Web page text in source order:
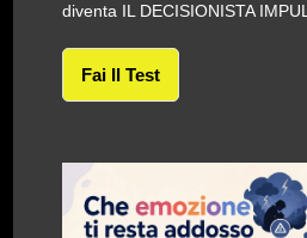
diventa IL DECISIONISTA
Fai Il Test